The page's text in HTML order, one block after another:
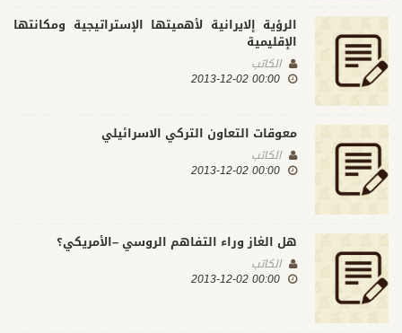
الرؤية إلايرانية لأهميتها الإستراتيجية ومكانتها
الإقليمية
الكاتب
00:00 2013-12-02
معوقات التعاون التركي الاسرائيلي
الكاتب
00:00 2013-12-02
هل الغاز وراء التفاهم الروسي –الأمريكي؟
الكاتب
00:00 2013-12-02